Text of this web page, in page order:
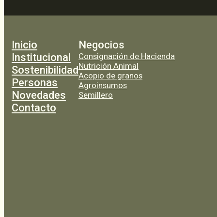
Inicio
Institucional
Sostenibilidad
Personas
Novedades
Contacto
Negocios
Consignación de Hacienda
Nutrición Animal
Acopio de granos
Agroinsumos
Semillero